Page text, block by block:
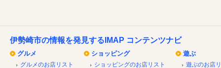
伊勢崎市の情報を発見するIMAP コンテンツナビ
グルメ
グルメのお店リスト
ショッピング
ショッピングのお店リスト
遊ぶ
遊ぶのお店